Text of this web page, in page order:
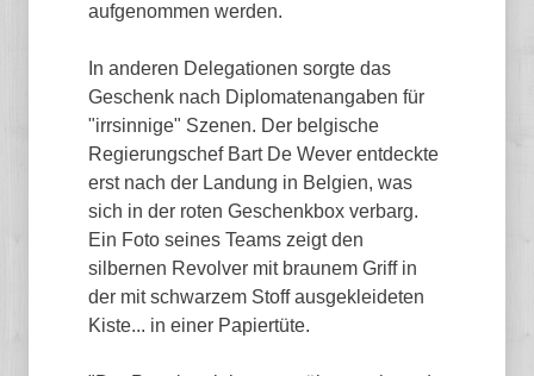
aufgenommen werden.
In anderen Delegationen sorgte das
Geschenk nach Diplomatenangaben für
"irrsinnige" Szenen. Der belgische
Regierungschef Bart De Wever entdeckte
erst nach der Landung in Belgien, was
sich in der roten Geschenkbox verbarg.
Ein Foto seines Teams zeigt den
silbernen Revolver mit braunem Griff in
der mit schwarzem Stoff ausgekleideten
Kiste... in einer Papiertüte.